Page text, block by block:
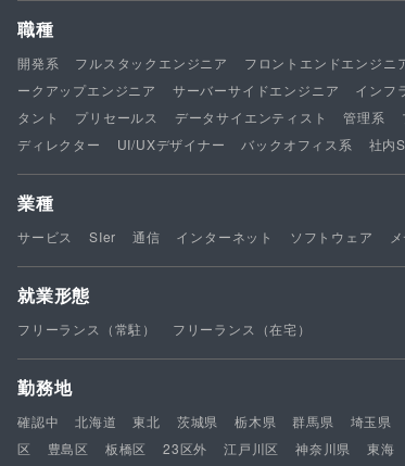
職種
開発系 フルスタックエンジニア フロントエンドエンジニ
ークアップエンジニア
サーバーサイドエンジニア インフ
タント
プリセールス データサイエンティスト 管理系
ディレクター
UI/UXデザイナー バックオフィス系 社内
業種
サービス SIer 通信 インターネット ソフトウェア
就業形態
フリーランス（常駐） フリーランス（在宅）
勤務地
確認中 北海道 東北 茨城県 栃木県 群馬県 埼玉県
区
豊島区 板橋区 23区外 江戸川区 神奈川県 東海